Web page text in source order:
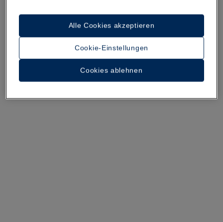
Cookie-Einstellungen
Cookies ablehnen
Alle Cookies akzeptieren